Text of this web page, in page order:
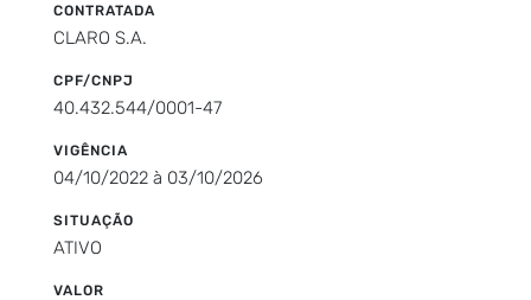
CONTRATADA
CLARO S.A.
CPF/CNPJ
40.432.544/0001-47
VIGÊNCIA
04/10/2022 à 03/10/2026
SITUAÇÃO
ATIVO
VALOR